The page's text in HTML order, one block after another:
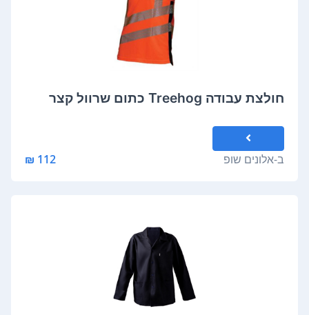
חולצת עבודה Treehog כתום שרוול קצר
ב-אלונים שופ 112 ₪